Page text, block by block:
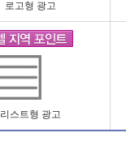
로고형 광고
리스트형 광고